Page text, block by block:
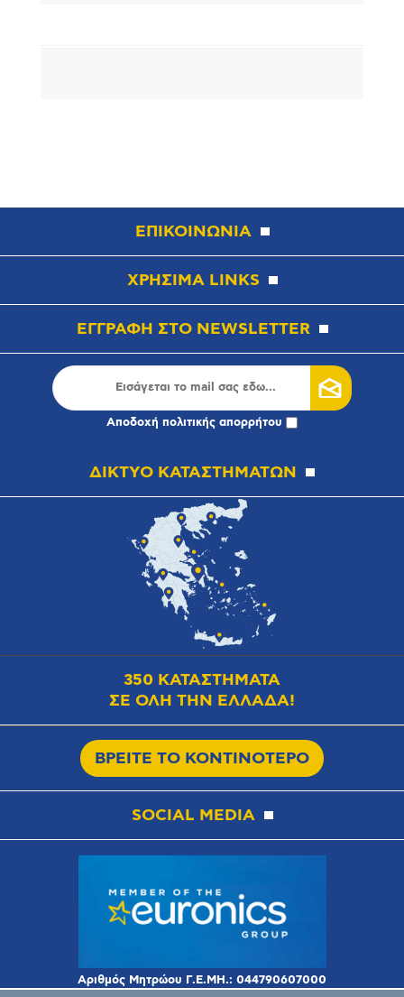
ΕΠΙΚΟΙΝΩΝΙΑ
ΧΡΗΣΙΜΑ LINKS
ΕΓΓΡΑΦΗ ΣΤΟ NEWSLETTER
Αποδοχή πολιτικής απορρήτου
ΔΙΚΤΥΟ ΚΑΤΑΣΤΗΜΑΤΩΝ
350 ΚΑΤΑΣΤΗΜΑΤΑ
ΣΕ ΟΛΗ ΤΗΝ ΕΛΛΑΔΑ!
ΒΡΕΙΤΕ ΤΟ ΚΟΝΤΙΝΟΤΕΡΟ
SOCIAL MEDIA